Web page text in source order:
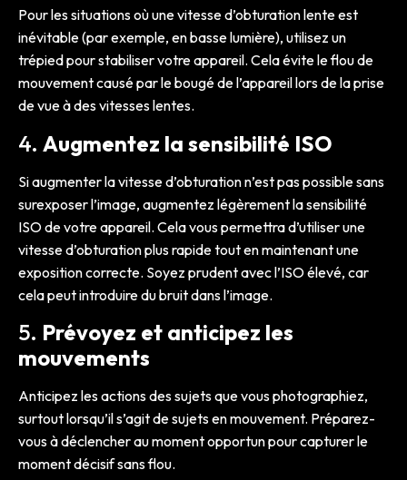
Pour les situations où une vitesse d’obturation lente est
inévitable (par exemple, en basse lumière), utilisez un
trépied pour stabiliser votre appareil. Cela évite le flou de
mouvement causé par le bougé de l’appareil lors de la prise
de vue à des vitesses lentes.
4. Augmentez la sensibilité ISO
Si augmenter la vitesse d’obturation n’est pas possible sans
surexposer l’image, augmentez légèrement la sensibilité
ISO de votre appareil. Cela vous permettra d’utiliser une
vitesse d’obturation plus rapide tout en maintenant une
exposition correcte. Soyez prudent avec l’ISO élevé, car
cela peut introduire du bruit dans l’image.
5. Prévoyez et anticipez les
mouvements
Anticipez les actions des sujets que vous photographiez,
surtout lorsqu’il s’agit de sujets en mouvement. Préparez-
vous à déclencher au moment opportun pour capturer le
moment décisif sans flou.